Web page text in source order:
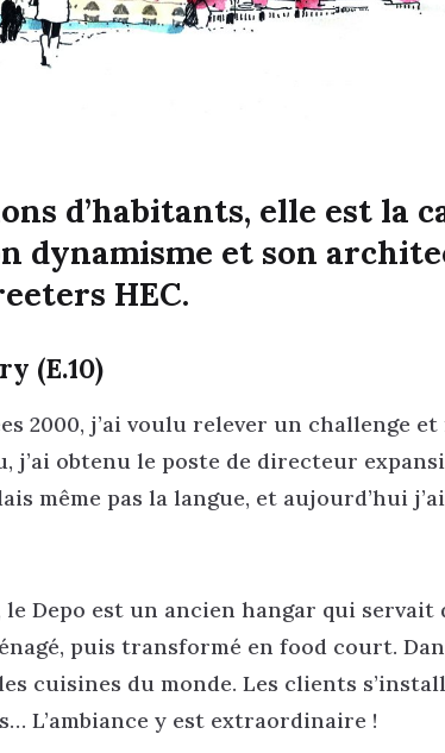
d’habitants, elle est la
dynamisme et son
HEC.
(E.10)
2000, j’ai voulu relever un challenge
j’ai obtenu le poste de directeur
même pas la langue, et aujourd’hui
Depo est un ancien hangar qui servait
puis transformé en food court.
cuisines du monde. Les clients
L’ambiance y est extraordinaire !